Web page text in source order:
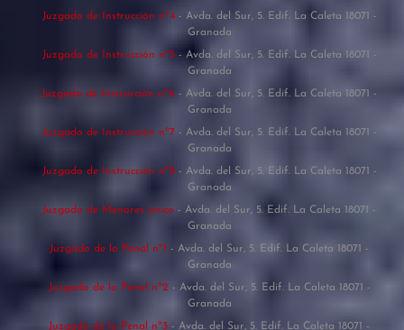
Juzgado de Instrucción nº4 - Avda. del Sur, 5. Edif. La Caleta 18071 -
Granada
Juzgado de Instrucción nº5 - Avda. del Sur, 5. Edif. La Caleta 18071 -
Granada
Juzgado de Instrucción nº6 - Avda. del Sur, 5. Edif. La Caleta 18071 -
Granada
Juzgado de Instrucción nº7 - Avda. del Sur, 5. Edif. La Caleta 18071 -
Granada
Juzgado de Instrucción nº8 - Avda. del Sur, 5. Edif. La Caleta 18071 -
Granada
Juzgado de Menores único - Avda. del Sur, 5. Edif. La Caleta 18071 -
Granada
Juzgado de lo Penal nº1 - Avda. del Sur, 5. Edif. La Caleta 18071 -
Granada
Juzgado de lo Penal nº2 - Avda. del Sur, 5. Edif. La Caleta 18071 -
Granada
Juzgado de lo Penal nº3 - Avda. del Sur, 5. Edif. La Caleta 18071 -